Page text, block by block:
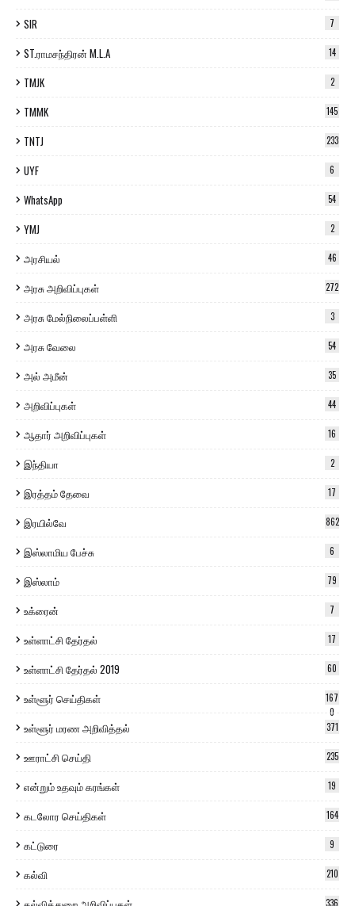
SIR 7
ST.ராமசந்திரன் M.L.A 14
TMJK 2
TMMK 145
TNTJ 233
UYF 6
WhatsApp 54
YMJ 2
அரசியல் 46
அரசு அறிவிப்புகள் 272
அரசு மேல்நிலைப்பள்ளி 3
அரசு வேலை 54
அல் அமீன் 35
அறிவிப்புகள் 44
ஆதார் அறிவிப்புகள் 16
இந்தியா 2
இரத்தம் தேவை 17
இரயில்வே 862
இஸ்லாமிய பேச்சு 6
இஸ்லாம் 79
உக்ரைன் 7
உள்ளாட்சி தேர்தல் 17
உள்ளாட்சி தேர்தல் 2019 60
உள்ளூர் செய்திகள்
167
0
உள்ளூர் மரண அறிவித்தல் 371
ஊராட்சி செய்தி 235
என்றும் உதவும் கரங்கள் 19
கடலோர செய்திகள் 164
கட்டுரை 9
கல்வி 210
336